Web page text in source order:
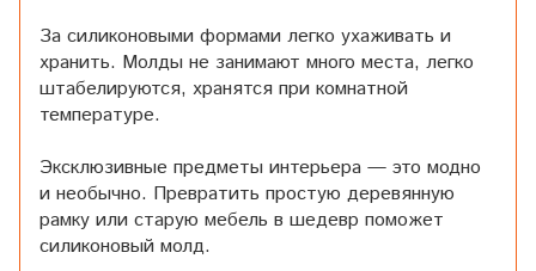
За силиконовыми формами легко ухаживать и
хранить. Молды не занимают много места, легко
штабелируются, хранятся при комнатной
температуре.
Эксклюзивные предметы интерьера — это модно
и необычно. Превратить простую деревянную
рамку или старую мебель в шедевр поможет
силиконовый молд.